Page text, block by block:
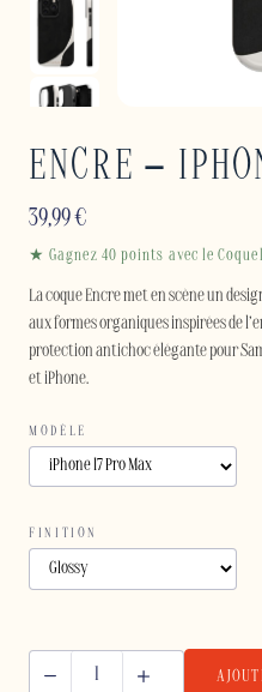
ENCRE –
39,99€
★ Gagnez 40 points avec le
La coque Encre met en scène un
aux formes organiques inspirées de
protection antichoc élégante pour
et iPhone.
MODÈLE
FINITION